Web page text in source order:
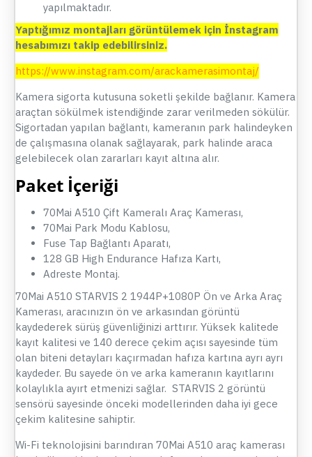
yapılmaktadır.
Yaptığımız montajları görüntülemek için İnstagram
hesabımızı takip edebilirsiniz.
https://www.instagram.com/arackamerasimontaj/
Kamera sigorta kutusuna soketli şekilde bağlanır. Kamera
araçtan sökülmek istendiğinde zarar verilmeden sökülür.
Sigortadan yapılan bağlantı, kameranın park halindeyken
de çalışmasına olanak sağlayarak, park halinde araca
gelebilecek olan zararları kayıt altına alır.
Paket İçeriği
70Mai A510 Çift Kameralı Araç Kamerası,
70Mai Park Modu Kablosu,
Fuse Tap Bağlantı Aparatı,
128 GB High Endurance Hafıza Kartı,
Adreste Montaj.
70Mai A510 STARVIS 2 1944P+1080P Ön ve Arka Araç
Kamerası, aracınızın ön ve arkasından görüntü
kaydederek sürüş güvenliğinizi arttırır. Yüksek kalitede
kayıt kalitesi ve 140 derece çekim açısı sayesinde tüm
olan biteni detayları kaçırmadan hafıza kartına ayrı ayrı
kaydeder. Bu sayede ön ve arka kameranın kayıtlarını
kolaylıkla ayırt etmenizi sağlar. STARVIS 2 görüntü
sensörü sayesinde önceki modellerinden daha iyi gece
çekim kalitesine sahiptir.
Wi-Fi teknolojisini barındıran 70Mai A510 araç kamerası